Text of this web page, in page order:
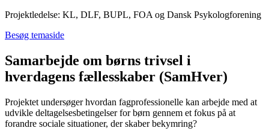
Projektledelse: KL, DLF, BUPL, FOA og Dansk Psykologforening
Besøg temaside
Samarbejde om børns trivsel i
hverdagens fællesskaber (SamHver)
Projektet undersøger hvordan fagprofessionelle kan arbejde med at
udvikle deltagelsesbetingelser for børn gennem et fokus på at
forandre sociale situationer, der skaber bekymring?